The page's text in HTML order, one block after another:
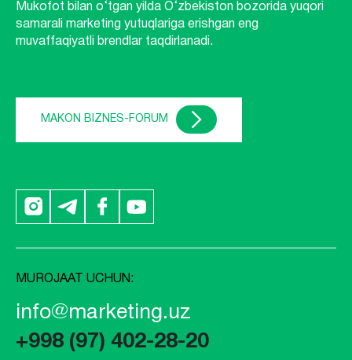
Mukofot bilan o‘tgan yilda O‘zbekiston bozorida yuqori
samarali marketing yutuqlariga erishgan eng
muvaffaqiyatli brendlar taqdirlanadi.
MAKON BIZNES-FORUM
MUROJAAT UCHUN:
info@marketing.uz
+998 (97) 402-28-20